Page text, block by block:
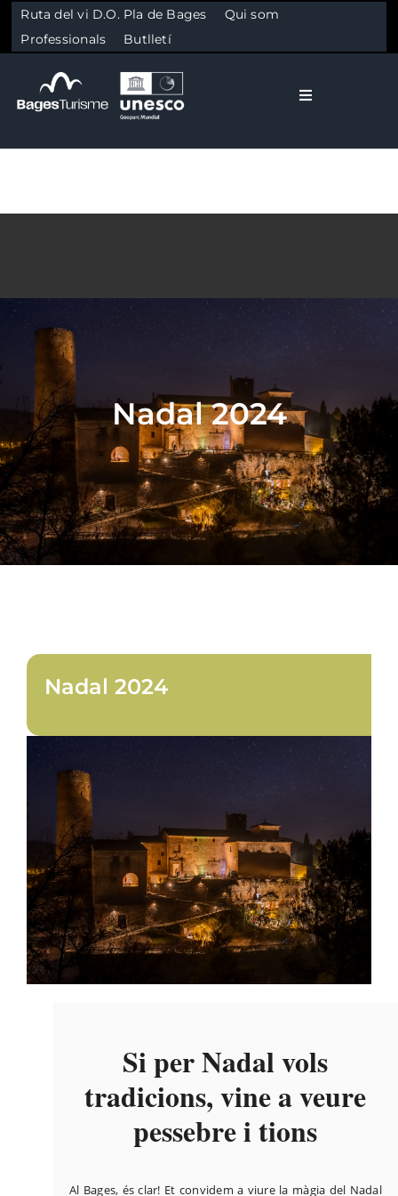
Ruta del vi D.O. Pla de Bages
Qui som
Professionals
Butlletí
Toggle
Planifica
Nadal 2024
Nadal 2024
Si per Nadal vols
tradicions, vine a veure
pessebre i tions
Al Bages, és clar! Et convidem a viure la màgia del Nadal